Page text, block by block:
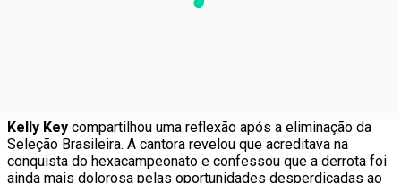
Kelly Key compartilhou uma reflexão após a eliminação da
Seleção Brasileira. A cantora revelou que acreditava na
conquista do hexacampeonato e confessou que a derrota foi
ainda mais dolorosa pelas oportunidades desperdiçadas ao